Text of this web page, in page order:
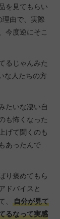
を見てもらい
理由で、実際
今度逆にそこ
るじゃんみた
な人たちの方
たいな凄い自
も怖くなった
げて聞くのも
あったんで
り褒めてもら
ドバイスと
、
自分が見て
るなって実感